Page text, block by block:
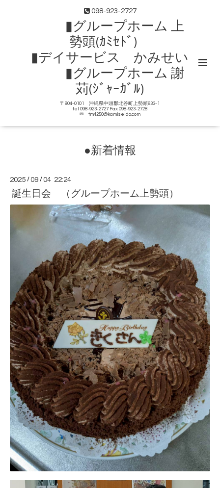
098-923-2727
▮グループホーム 上
勢頭(ｶﾐｾﾄﾞ)
▮デイサービス かみせい
▮グループホーム 謝
苅(ｼﾞｬｰｶﾞﾙ)
〒904-0101 沖縄県中頭郡北谷町上勢頭633-1
tel 098-923-2727 Fax 098-923-2728
✉ tm4250@kamiseido.com
●新着情報
2025 /09 /04 22:24
誕生日会 （グループホーム上勢頭）